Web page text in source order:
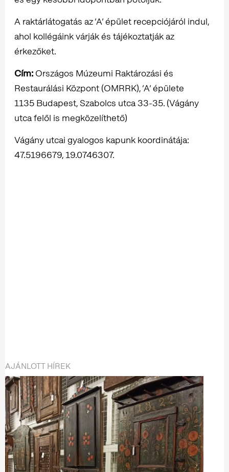
A raktárlátogatás az ’A’ épület recepciójáról indul,
ahol kollégáink várják és tájékoztatják az
érkezőket.
Cím: Országos Múzeumi Raktározási és
Restaurálási Központ (OMRRK), ’A’ épülete
1135 Budapest, Szabolcs utca 33-35. (Vágány
utca felől is megközelíthető)
Vágány utcai gyalogos kapunk koordinátája:
47.5196679, 19.0746307.
AJÁNLOTT HÍREK